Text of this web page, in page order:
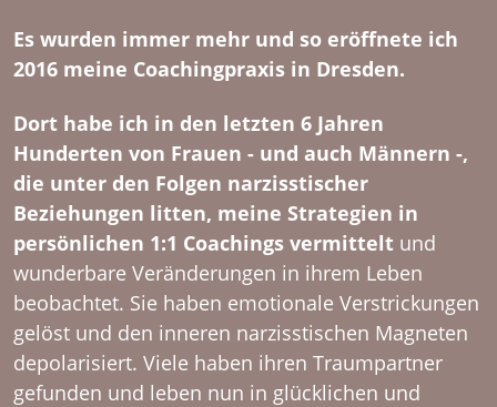
Es wurden immer mehr und so eröffnete ich
2016 meine Coachingpraxis in Dresden.
Dort habe ich in den letzten 6 Jahren
Hunderten von Frauen - und auch Männern -,
die unter den Folgen narzisstischer
Beziehungen litten, meine Strategien in
persönlichen 1:1 Coachings vermittelt und
wunderbare Veränderungen in ihrem Leben
beobachtet. Sie haben emotionale Verstrickungen
gelöst und den inneren narzisstischen Magneten
depolarisiert. Viele haben ihren Traumpartner
gefunden und leben nun in glücklichen und